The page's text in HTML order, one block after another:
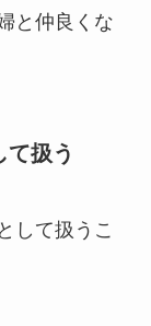
と仲良くな
て扱う
して扱うこ